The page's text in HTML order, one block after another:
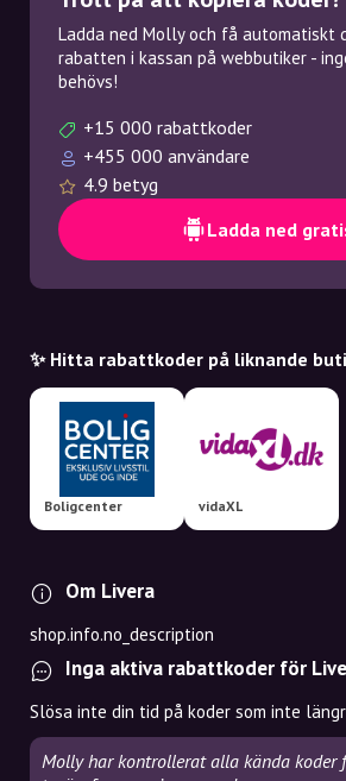
Ladda ned Molly och få automatiskt
rabatten i kassan på webbutiker -
behövs!
+15 000 rabattkoder
+455 000 användare
4.9 betyg
Ladda ned
✨ Hitta rabattkoder på liknande
Boligcenter vidaXL
Om Livera
shop.info.no_description
Inga aktiva rabattkoder för
Slösa inte din tid på koder som inte
Molly har kontrollerat alla kända koder